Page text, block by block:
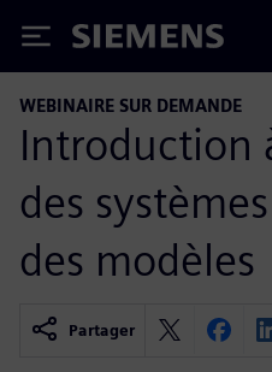
Siemens
WEBINAIRE SUR DEMANDE
Introduction
des
des modèles
Partager